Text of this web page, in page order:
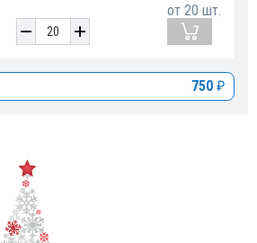
от 20 шт.
750 ₽